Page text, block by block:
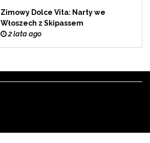
Zimowy Dolce Vita: Narty we
Włoszech z Skipassem
2 lata ago